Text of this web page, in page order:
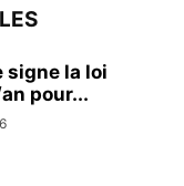
signe la loi
pour...